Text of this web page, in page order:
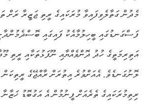
މެދުން ގަތާލެވިފައިވާ މުރަކައިގެ ރީތި ޖަޒީރާ ރަށް
ފަސްގަނޑުގައި ބީހިލުމާއެކު ފައިގައި
އަތިރިމަތީގެ ހުދު ދޮންވެއްޔާއި ނޫފަޅުތަކާއި ރީތި
ލޮނުގަނޑެވެ. އެއަށްވުރެ އިތުރަށް ރާއްޖޭގެ
ރިތިމުރަކައިގެ ތެރެއަށް ފީނުމުން އެ އަގުބޮޑު